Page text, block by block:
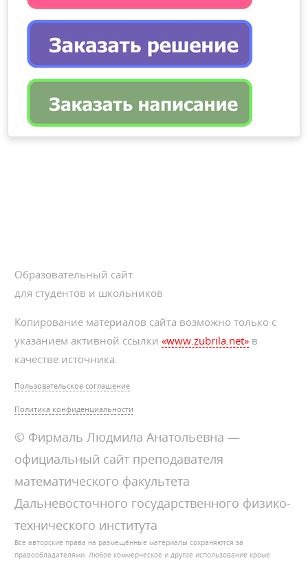
Образовательный сайт
для студентов и школьников
Копирование материалов сайта возможно только с
указанием активной ссылки«www.zubrila.net» в
качестве источника.
Пользовательское соглашение
Политика конфиденциальности
© Фирмаль Людмила Анатольевна —
официальный сайт преподавателя
математического факультета
Дальневосточного государственного физико-
технического института
Все авторские права на размещённые материалы сохраняются за
правообладателями. Любое коммерческое и другое использование кроме